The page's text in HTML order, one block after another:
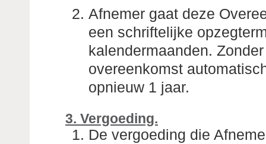
Afnemer gaat deze
een schriftelijke
kalendermaanden.
overeenkomst
opnieuw 1 jaar.
3. Vergoeding.
De vergoeding die